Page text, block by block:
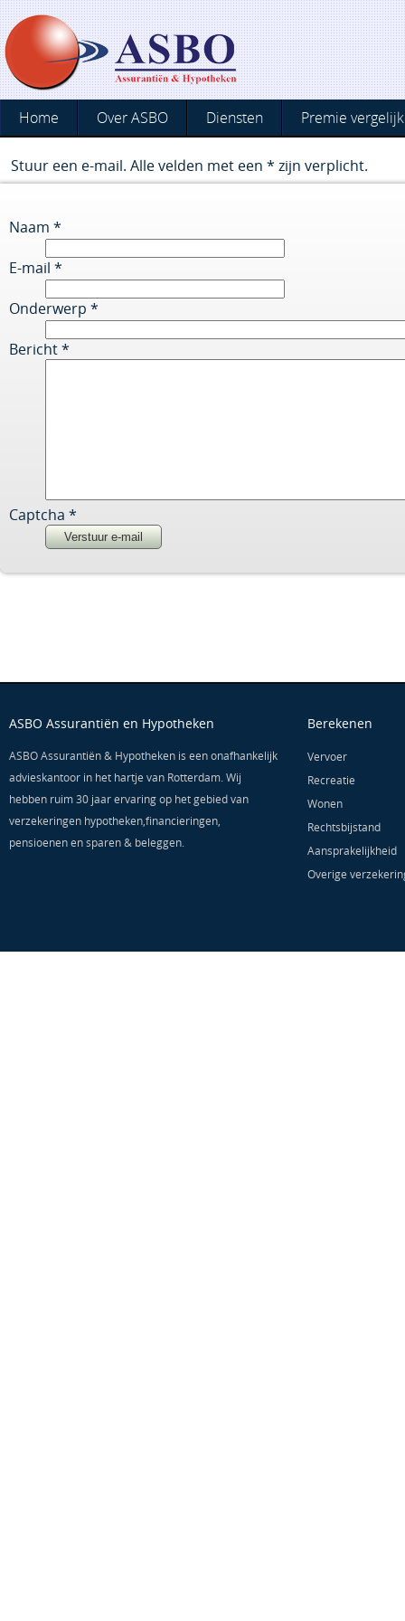
Home Over ASBO Diensten Premie
Stuur een e-mail. Alle velden met een * zijn verplicht.
Naam *
E-mail *
Onderwerp *
Bericht*
Captcha *
Verstuur e-mail
ASBO Assurantiën en Hypotheken
ASBO Assurantiën & Hypotheken is een onafhankelijk
advieskantoor in het hartje van Rotterdam. Wij
hebben ruim 30 jaar ervaring op het gebied van
verzekeringen hypotheken,financieringen,
pensioenen en sparen & beleggen.
Berekenen
Vervoer
Recreatie
Wonen
Rechtsbijstand
Aansprakelijkheid
Overige